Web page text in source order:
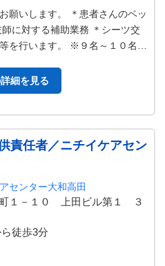
願いします。 ＊患者さんのベッ
に対する補助業務 ＊シーツ交
を行います。 ※９名～１０名の
細を見る
責任者／ニチイケアセン
センター大和高田
町１－１０ 上田ビル第１ ３
徒歩3分